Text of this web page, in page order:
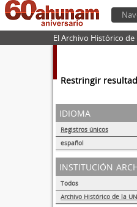
El Archivo Histórico de
Restringir
idioma
Registros únicos
español
institución
Todos
Archivo Histórico de la